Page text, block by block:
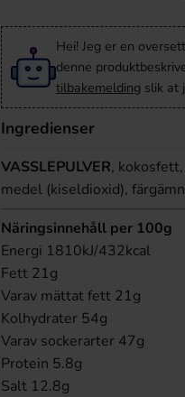
Hei! Jeg er en
denne
tilbakemelding slik at
Ingredienser
VASSLEPULVER,
medel (kiseldioxid),
Näringsinnehåll per 100g
Energi 1810kJ/432kcal
Fett 21g
Varav mättat fett 21g
Kolhydrater 54g
Varav sockerarter 47g
Protein 5.8g
Salt 12.8g